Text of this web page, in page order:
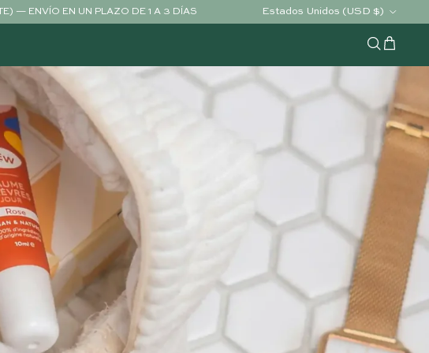
— ENVÍO EN UN PLAZO DE 1 A 3 DÍAS
País/Región
Estados Unidos (USD $)
BuscarCarrito